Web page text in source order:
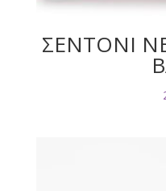
ΣΕΝΤΟΝΙ